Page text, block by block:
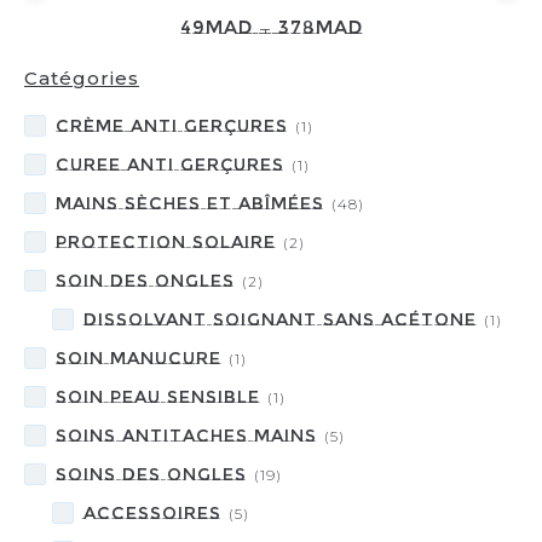
49MAD—378MAD
Catégories
Crème anti Gerçures (1 )
Curee anti Gerçures (1 )
Mains Sèches et Abîmées (48)
Protection Solaire (2 )
Soin des ongles (2 )
DISSOLVANT SOIGNANT SANS ACÉTONE (1 )
Soin Manucure (1 )
Soin peau Sensible (1 )
Soins Antitaches Mains (5)
Soins des Ongles (19)
Accessoires (5)